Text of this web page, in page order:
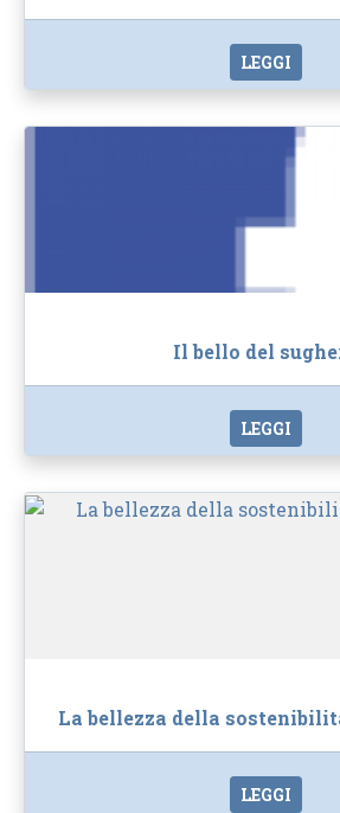
LEGGI
Il bello del
LEGGI
La bellezza della
LEGGI